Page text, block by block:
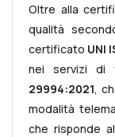
Oltre alla
qualità
certificato UNI
nei servizi di
29994:2021,
modalità
che risponde